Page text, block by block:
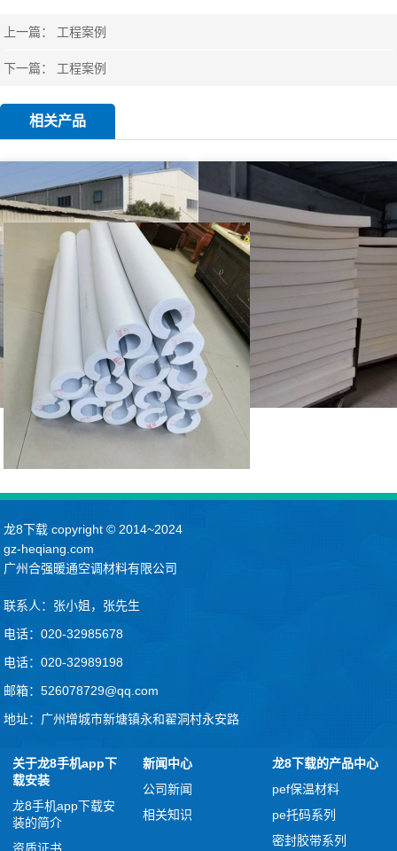
上一篇： 工程案例
下一篇： 工程案例
相关产品
pef保温材料 pef保温材料
pef保温管
相关新闻
pef保温材料的应用
三大核心技巧让你快速掌握seo优化！
pef保温棉厂家问pef保温棉能够给您带来怎样的效益？
了解pef带胶板的规格参数以及性能
龙8下载 copyright © 2014~2024
gz-heqiang.com
广州合强暖通空调材料有限公司
联系人：张小姐，张先生
电话：020-32985678
电话：020-32989198
邮箱：526078729@qq.com
地址：广州增城市新塘镇永和翟洞村永安路
关于龙8手机app下
载安装
龙8手机app下载安
装的简介
资质证书
新闻中心
公司新闻
相关知识
龙8下载的产品中心
pef保温材料
pe托码系列
密封胶带系列